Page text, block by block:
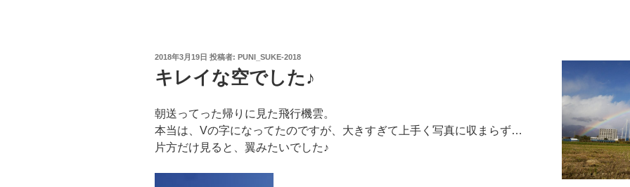
投
日:
2018年3月19日 投稿者: PUNI_SUKE-2018
キレイな空でした♪
朝送ってった帰りに見た飛行機雲。
本当は、Vの字になってたのですが、大きすぎて上手く写真に収まらず…
片方だけ見ると、翼みたいでした♪